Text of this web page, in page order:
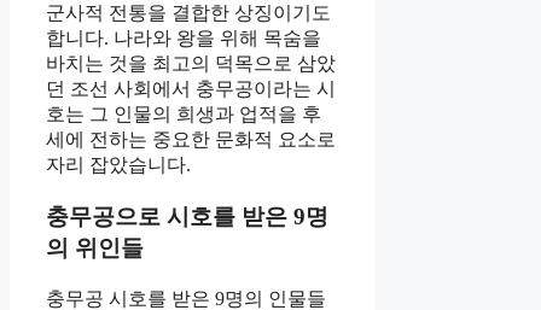
군사적 전통을 결합한 상징이기도
합니다. 나라와 왕을 위해 목숨을
바치는 것을 최고의 덕목으로 삼았
던 조선 사회에서 충무공이라는 시
호는 그 인물의 희생과 업적을 후
세에 전하는 중요한 문화적 요소로
자리 잡았습니다.
충무공으로 시호를 받은 9명
의 위인들
충무공 시호를 받은 9명의 인물들